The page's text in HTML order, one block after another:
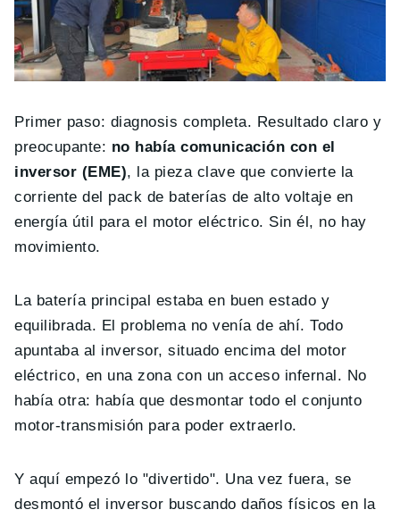
Primer paso: diagnosis completa. Resultado claro y
preocupante: no había comunicación con el
inversor (EME), la pieza clave que convierte la
corriente del pack de baterías de alto voltaje en
energía útil para el motor eléctrico. Sin él, no hay
movimiento.
La batería principal estaba en buen estado y
equilibrada. El problema no venía de ahí. Todo
apuntaba al inversor, situado encima del motor
eléctrico, en una zona con un acceso infernal. No
había otra: había que desmontar todo el conjunto
motor-transmisión para poder extraerlo.
Y aquí empezó lo "divertido". Una vez fuera, se
desmontó el inversor buscando daños físicos en la